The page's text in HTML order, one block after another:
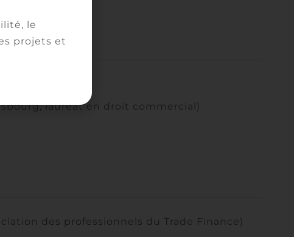
lauréat en droit commercial)
des professionnels du Trade Finance)
le
projets et